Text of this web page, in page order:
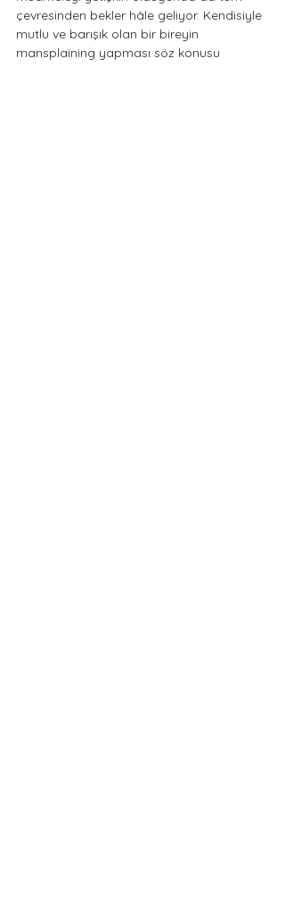
çevresinden bekler hâle geliyor. Kendisiyle
mutlu ve barışık olan bir bireyin
mansplaining yapması söz konusu